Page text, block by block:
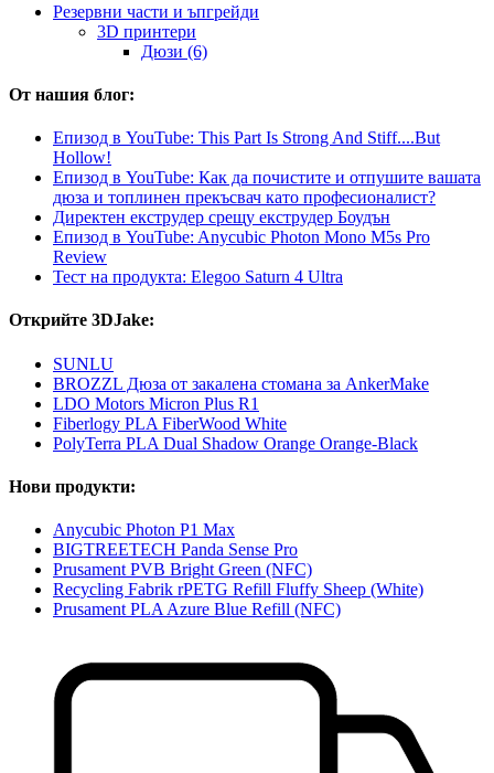
Резервни части и ъпгрейди
3D принтери
Дюзи (6)
От нашия блог:
Епизод в YouTube: This Part Is Strong And Stiff....But
Hollow!
Епизод в YouTube: Как да почистите и отпушите вашата
дюза и топлинен прекъсвач като професионалист?
Директен екструдер срещу екструдер Боудън
Епизод в YouTube: Anycubic Photon Mono M5s Pro
Review
Тест на продукта: Elegoo Saturn 4 Ultra
Открийте 3DJake:
SUNLU
BROZZL Дюза от закалена стомана за AnkerMake
LDO Motors Micron Plus R1
Fiberlogy PLA FiberWood White
PolyTerra PLA Dual Shadow Orange Orange-Black
Нови продукти:
Anycubic Photon P1 Max
BIGTREETECH Panda Sense Pro
Prusament PVB Bright Green (NFC)
Recycling Fabrik rPETG Refill Fluffy Sheep (White)
Prusament PLA Azure Blue Refill (NFC)